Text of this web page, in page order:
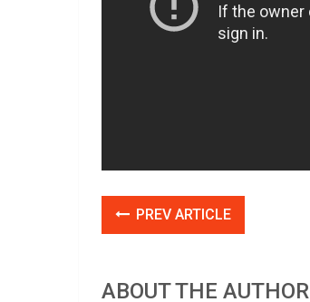
PREV ARTICLE
ABOUT THE AUTHOR